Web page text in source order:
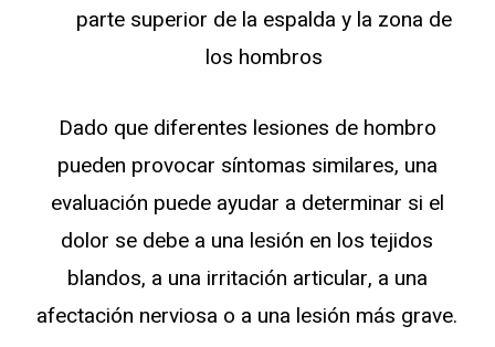
parte superior de la espalda y la zona de
los hombros
Dado que diferentes lesiones de hombro
pueden provocar síntomas similares, una
evaluación puede ayudar a determinar si el
dolor se debe a una lesión en los tejidos
blandos, a una irritación articular, a una
afectación nerviosa o a una lesión más grave.